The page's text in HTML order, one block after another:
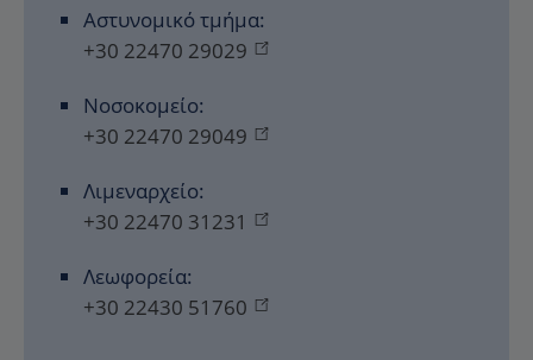
Αστυνομικό τμήμα:
+30 22470 29029
Νοσοκομείο:
+30 22470 29049
Λιμεναρχείο:
+30 22470 31231
Λεωφορεία:
+30 22430 51760